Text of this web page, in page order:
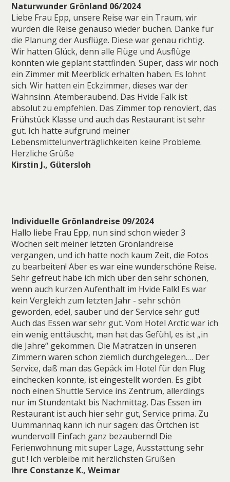
Naturwunder Grönland 06/2024
Liebe Frau Epp, unsere Reise war ein Traum, wir
würden die Reise genauso wieder buchen. Danke für
die Planung der Ausflüge. Diese war genau richtig.
Wir hatten Glück, denn alle Flüge und Ausflüge
konnten wie geplant stattfinden. Super, dass wir noch
ein Zimmer mit Meerblick erhalten haben. Es lohnt
sich. Wir hatten ein Eckzimmer, dieses war der
Wahnsinn. Atemberaubend. Das Hvide Falk ist
absolut zu empfehlen. Das Zimmer top renoviert, das
Frühstück Klasse und auch das Restaurant ist sehr
gut. Ich hatte aufgrund meiner
Lebensmittelunverträglichkeiten keine Probleme.
Herzliche Grüße
Kirstin J., Gütersloh
Individuelle Grönlandreise 09/2024
Hallo liebe Frau Epp, nun sind schon wieder 3
Wochen seit meiner letzten Grönlandreise
vergangen, und ich hatte noch kaum Zeit, die Fotos
zu bearbeiten! Aber es war eine wunderschöne Reise.
Sehr gefreut habe ich mich über den sehr schönen,
wenn auch kurzen Aufenthalt im Hvide Falk! Es war
kein Vergleich zum letzten Jahr - sehr schön
geworden, edel, sauber und der Service sehr gut!
Auch das Essen war sehr gut. Vom Hotel Arctic war ich
ein wenig enttäuscht, man hat das Gefühl, es ist „in
die Jahre“ gekommen. Die Matratzen in unseren
Zimmern waren schon ziemlich durchgelegen.… Der
Service, daß man das Gepäck im Hotel für den Flug
einchecken konnte, ist eingestellt worden. Es gibt
noch einen Shuttle Service ins Zentrum, allerdings
nur im Stundentakt bis Nachmittag. Das Essen im
Restaurant ist auch hier sehr gut, Service prima. Zu
Uummannaq kann ich nur sagen: das Örtchen ist
wundervoll! Einfach ganz bezaubernd! Die
Ferienwohnung mit super Lage, Ausstattung sehr
gut ! Ich verbleibe mit herzlichsten Grüßen
Ihre Constanze K., Weimar